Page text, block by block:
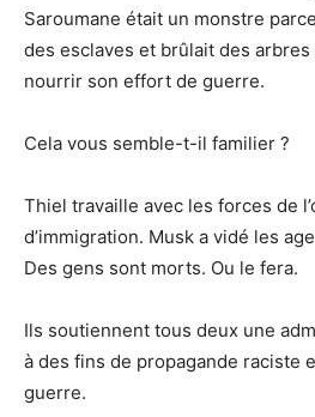
Saroumane était un monstre
des esclaves et brûlait des
nourrir son effort de guerre.
Cela vous semble-t-il familier ?
Thiel travaille avec les forces de
d’immigration. Musk a vidé les
Des gens sont morts. Ou le fera.
Ils soutiennent tous deux une
à des fins de propagande raciste
guerre.